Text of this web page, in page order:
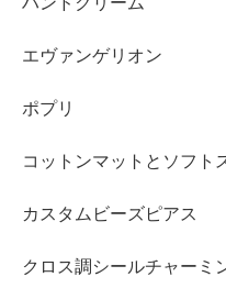
エヴァンゲリオン
ポプリ
コットンマットとソフト
カスタムビーズピアス
クロス調シールチャーミ